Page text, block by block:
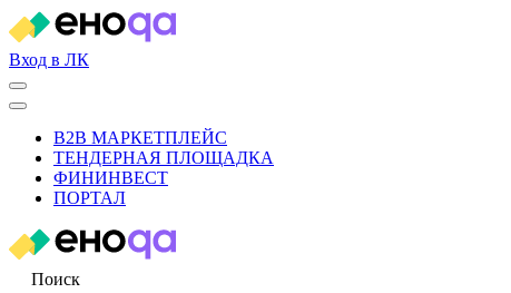
Вход в ЛК
B2B МАРКЕТПЛЕЙС
ТЕНДЕРНАЯ ПЛОЩАДКА
ФИНИНВЕСТ
ПОРТАЛ
Поиск